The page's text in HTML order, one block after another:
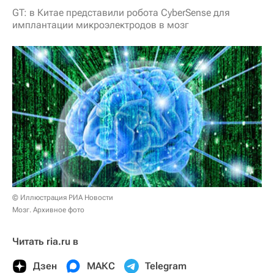
GT: в Китае представили робота CyberSense для
имплантации микроэлектродов в мозг
© Иллюстрация РИА Новости
Мозг. Архивное фото
Читать ria.ru в
Дзен МАКС Telegram